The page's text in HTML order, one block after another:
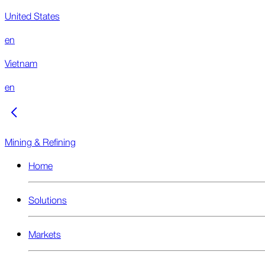
United States
en
Vietnam
en
Mining & Refining
Home
Solutions
Markets